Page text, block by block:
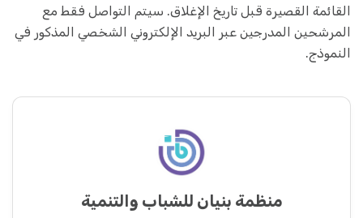
القائمة القصيرة قبل تاريخ الإغلاق. سيتم التواصل فقط مع
المرشحين المدرجين عبر البريد الإلكتروني الشخصي المذكور في
النموذج.
منظمة بنيان للشباب والتنمية